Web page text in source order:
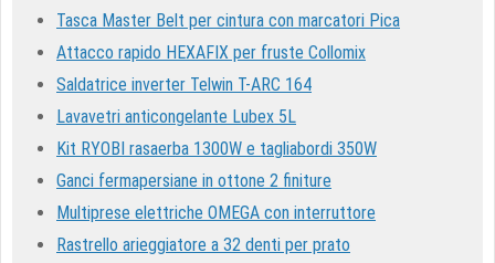
Tasca Master Belt per cintura con marcatori Pica
Attacco rapido HEXAFIX per fruste Collomix
Saldatrice inverter Telwin T-ARC 164
Lavavetri anticongelante Lubex 5L
Kit RYOBI rasaerba 1300W e tagliabordi 350W
Ganci fermapersiane in ottone 2 finiture
Multiprese elettriche OMEGA con interruttore
Rastrello arieggiatore a 32 denti per prato